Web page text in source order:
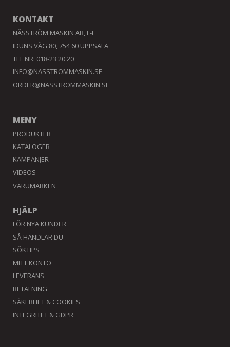
KONTAKT
NÄSSTRÖM MASKIN AB, L-E
IDUNS VÄG 80, 754 60 UPPSALA
TEL NR: 018-23 20 20
INFO@NASSTROMMASKIN.SE
ORDER@NASSTROMMASKIN.SE
MENY
PRODUKTER
KATALOGER
KAMPANJER
VIDEOS
VARUMÄRKEN
HJÄLP
FÖR NYA KUNDER
SÅ HANDLAR DU
SÖKTIPS
MITT KONTO
LEVERANS
BETALNING
SÄKERHET & COOKIES
INTEGRITET & GDPR